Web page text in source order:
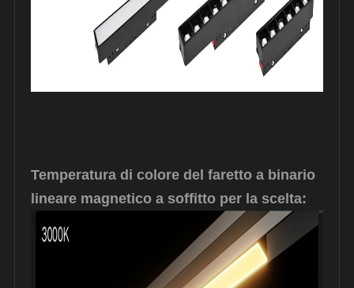
Temperatura di colore del faretto a binario
lineare magnetico a soffitto per la scelta: